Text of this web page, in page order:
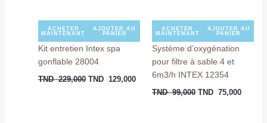
ACHETER
MAINTENANT
AJOUTER AU
PANIER
Kit entretien Intex spa
gonflable 28004
TND229,000 TND 129,000
ACHETER
MAINTENANT
AJOUTER AU
PANIER
Système d’oxygénation
pour filtre à sable 4 et
6m3/h INTEX 12354
TND99,000 TND 75,000